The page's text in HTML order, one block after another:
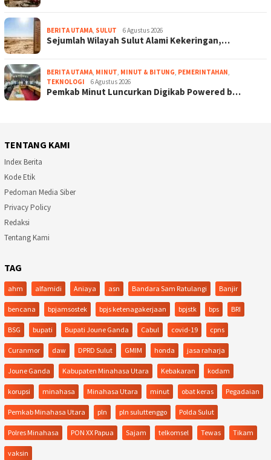
BERITA UTAMA SULUT 6 Agustus 2026
Sejumlah Wilayah Sulut Alami Kekeringan,…
BERITA UTAMA MINUT MINUT & BITUNG PEMERINTAHAN
TEKNOLOGI
6 Agustus 2026
Pemkab Minut Luncurkan Digikab Powered b…
TENTANG KAMI
Index Berita
Kode Etik
Pedoman Media Siber
Privacy Policy
Redaksi
Tentang Kami
TAG
ahm alfamidi Aniaya asn Bandara Sam Ratulangi Banjir
bencana bpjamsostek bpjs ketenagakerjaan bpjstk bps BRI
BSG bupati Bupati Joune Ganda Cabul covid-19 cpns
Curanmor daw DPRD Sulut GMIM honda jasa raharja
Joune Ganda Kabupaten Minahasa Utara Kebakaran kodam
korupsi minahasa Minahasa Utara minut obat keras Pegadaian
Pemkab Minahasa Utara pln pln suluttenggo Polda Sulut
Polres Minahasa PON XX Papua Sajam telkomsel Tewas Tikam
vaksin